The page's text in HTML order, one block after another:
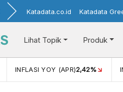
Katadata.co.id Katadata
Lihat Topik Produk
INFLASI YOY (APR)2,42%